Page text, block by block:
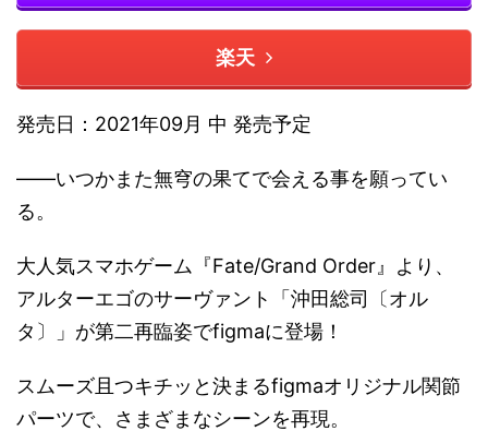
楽天
発売日：2021年09月 中 発売予定
――いつかまた無穹の果てで会える事を願ってい
る。
大人気スマホゲーム『Fate/Grand Order』より、
アルターエゴのサーヴァント「沖田総司〔オル
タ〕」が第二再臨姿でfigmaに登場！
スムーズ且つキチッと決まるfigmaオリジナル関節
パーツで、さまざまなシーンを再現。